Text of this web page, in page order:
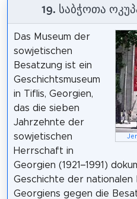
19. საბჭოთა
Das Museum der
sowjetischen
Besatzung ist ein
Geschichtsmuseum
in Tiflis, Georgien,
das die sieben
Jahrzehnte der
sowjetischen
Herrschaft in
Georgien (1921–1991)
Geschichte der
Georgiens gegen die